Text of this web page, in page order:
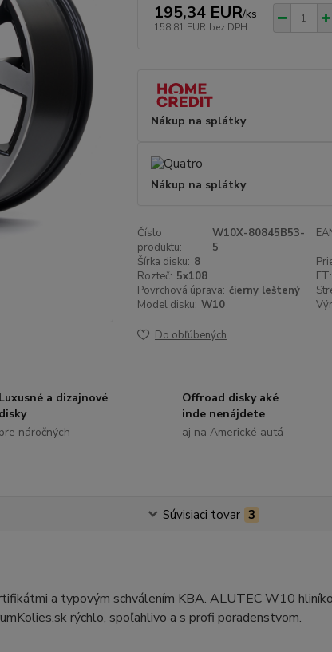
195,34 EUR/ks
158,81 EUR bez DPH
Nákup na splátky
Nákup na splátky
Číslo
produktu:
W10X-80845B53-
5
Šírka disku: 8
Rozteč: 5x108 ET:
Povrchová úprava: čierny leštený
Model disku: W10
Do obľúbených
Luxusné a dizajnové
disky
pre náročných
Offroad disky aké
inde nenájdete
aj na Americké autá
Súvisiaci tovar 3
a typovým schválením KBA. ALUTEC W10
rýchlo, spoľahlivo a s profi poradenstvom.